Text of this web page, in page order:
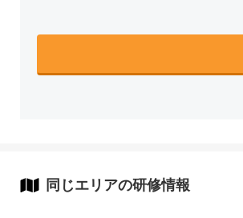
同じエリアの研修情報